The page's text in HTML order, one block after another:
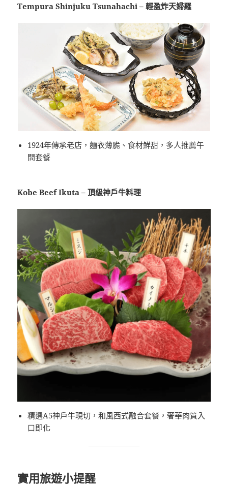
Tempura Shinjuku Tsunahachi – 輕盈炸天婦羅
1924年傳承老店，麵衣薄脆、食材鮮甜，多人推薦午
間套餐
Kobe Beef Ikuta – 頂級神戶牛料理
精選A5神戶牛現切，和風西式融合套餐，奢華肉質入
口即化
實用旅遊小提醒